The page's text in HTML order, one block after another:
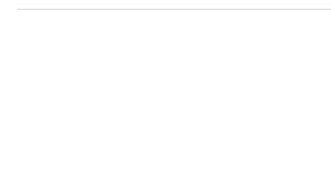
США ВАШИНГТОН ГЕРМАНИЯ